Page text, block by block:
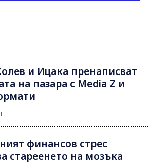
и Ицака пренаписват
на пазара с Media Z и
финансов стрес
стареенето на мозъка